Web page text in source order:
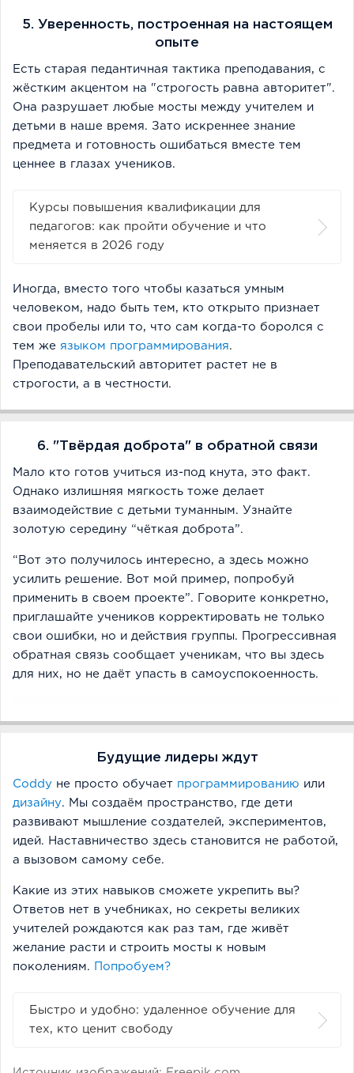
5. Уверенность, построенная на настоящем
опыте
Есть старая педантичная тактика преподавания, с
жёстким акцентом на "строгость равна авторитет".
Она разрушает любые мосты между учителем и
детьми в наше время. Зато искреннее знание
предмета и готовность ошибаться вместе тем
ценнее в глазах учеников.
Курсы повышения квалификации для
педагогов: как пройти обучение и что
меняется в 2026 году
Иногда, вместо того чтобы казаться умным
человеком, надо быть тем, кто открыто признает
свои пробелы или то, что сам когда-то боролся с
тем же языком программирования.
Преподавательский авторитет растет не в
строгости, а в честности.
6. "Твёрдая доброта" в обратной связи
Мало кто готов учиться из-под кнута, это факт.
Однако излишняя мягкость тоже делает
взаимодействие с детьми туманным. Узнайте
золотую середину “чёткая доброта”.
“Вот это получилось интересно, а здесь можно
усилить решение. Вот мой пример, попробуй
применить в своем проекте”. Говорите конкретно,
приглашайте учеников корректировать не только
свои ошибки, но и действия группы. Прогрессивная
обратная связь сообщает ученикам, что вы здесь
для них, но не даёт упасть в самоуспокоенность.
Будущие лидеры ждут
Coddy не просто обучает программированию или
дизайну. Мы создаём пространство, где дети
развивают мышление создателей, экспериментов,
идей. Наставничество здесь становится не работой,
а вызовом самому себе.
Какие из этих навыков сможете укрепить вы?
Ответов нет в учебниках, но секреты великих
учителей рождаются как раз там, где живёт
желание расти и строить мосты к новым
поколениям.
Попробуем?
Быстро и удобно: удаленное обучение для
тех, кто ценит свободу